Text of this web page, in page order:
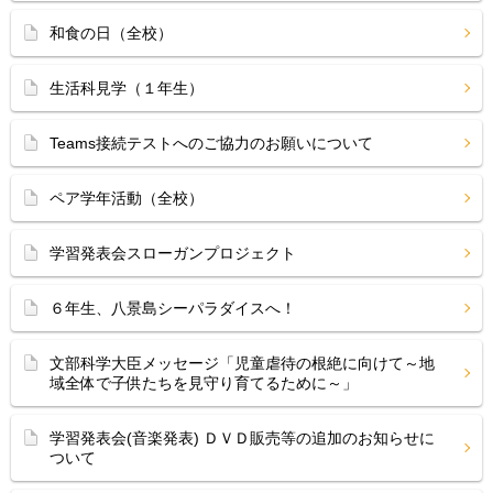
和食の日（全校）
生活科見学（１年生）
Teams接続テストへのご協力のお願いについて
ペア学年活動（全校）
学習発表会スローガンプロジェクト
６年生、八景島シーパラダイスへ！
文部科学大臣メッセージ「児童虐待の根絶に向けて～地
域全体で子供たちを見守り育てるために～」
学習発表会(音楽発表) ＤＶＤ販売等の追加のお知らせに
ついて